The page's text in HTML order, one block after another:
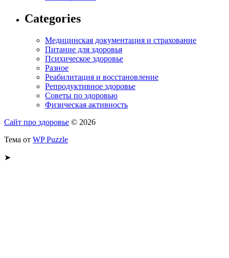
Categories
Медицинская документация и страхование
Питание для здоровья
Психическое здоровье
Разное
Реабилитация и восстановление
Репродуктивное здоровье
Советы по здоровью
Физическая активность
Сайт про здоровье © 2026
Тема от WP Puzzle
➤